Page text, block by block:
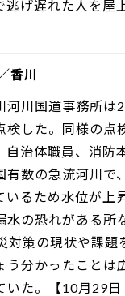
げ遅れた人を屋
香川
川国道事務所は
した。同様の点
治体職員、消防
数の急流河川で
るため水位が上
の恐れがある所
策の現状や課題
分かったことは
た。【10月29日